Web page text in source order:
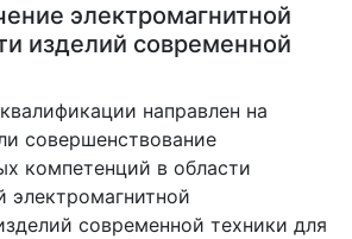
электромагнитной
изделий современной
направлен на
совершенствование
компетенций в области
электромагнитной
современной техники для